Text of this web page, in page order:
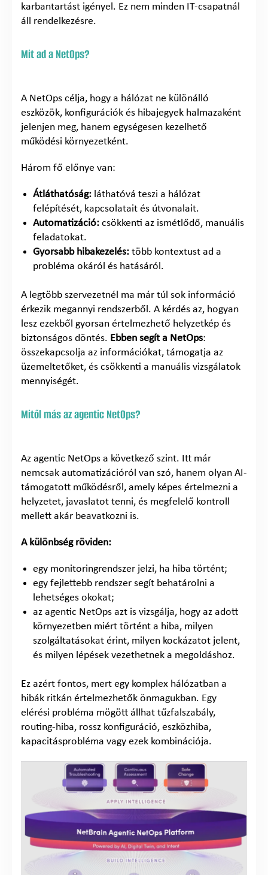
karbantartást igényel. Ez nem minden IT-csapatnál
áll rendelkezésre.
Mit ad a NetOps?
A NetOps célja, hogy a hálózat ne különálló
eszközök, konfigurációk és hibajegyek halmazaként
jelenjen meg, hanem egységesen kezelhető
működési környezetként.
Három fő előnye van:
Átláthatóság: láthatóvá teszi a hálózat
felépítését, kapcsolatait és útvonalait.
Automatizáció: csökkenti az ismétlődő, manuális
feladatokat.
Gyorsabb hibakezelés: több kontextust ad a
probléma okáról és hatásáról.
A legtöbb szervezetnél ma már túl sok információ
érkezik megannyi rendszerből. A kérdés az, hogyan
lesz ezekből gyorsan értelmezhető helyzetkép és
biztonságos döntés. Ebben segít a NetOps:
összekapcsolja az információkat, támogatja az
üzemeltetőket, és csökkenti a manuális vizsgálatok
mennyiségét.
Mitől más az agentic NetOps?
Az agentic NetOps a következő szint. Itt már
nemcsak automatizációról van szó, hanem olyan AI-
támogatott működésről, amely képes értelmezni a
helyzetet, javaslatot tenni, és megfelelő kontroll
mellett akár beavatkozni is.
A különbség röviden:
egy monitoringrendszer jelzi, ha hiba történt;
egy fejlettebb rendszer segít behatárolni a
lehetséges okokat;
az agentic NetOps azt is vizsgálja, hogy az adott
környezetben miért történt a hiba, milyen
szolgáltatásokat érint, milyen kockázatot jelent,
és milyen lépések vezethetnek a megoldáshoz.
Ez azért fontos, mert egy komplex hálózatban a
hibák ritkán értelmezhetők önmagukban. Egy
elérési probléma mögött állhat tűzfalszabály,
routing-hiba, rossz konfiguráció, eszközhiba,
kapacitásprobléma vagy ezek kombinációja.